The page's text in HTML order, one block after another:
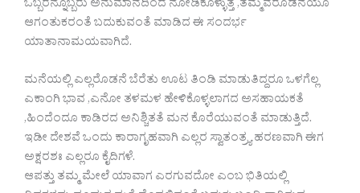
ಒಬ್ಬರನ್ನೊಬ್ಬರು ಅನುಮಾನದಿಂದ ನೋಡಿಕೊಳ್ಳುತ್ತ ,ತಮ್ಮವರೊಡನೆಯೂ
ಆಗಂತುಕರಂತೆ ಬದುಕುವಂತೆ ಮಾಡಿದ ಈ ಸಂದರ್ಭ
ಯಾತಾನಾಮಯವಾಗಿದೆ.
ಮನೆಯಲ್ಲಿ ಎಲ್ಲರೊಡನೆ ಬೆರೆತು ಊಟ ತಿಂಡಿ ಮಾಡುತಿದ್ದರೂ ಒಳಗೆಲ್ಲ
ಎಕಾಂಗಿ ಭಾವ ,ಎನೋ ತಳಮಳ ಹೇಳಿಕೊಳ್ಳಲಾಗದ ಅಸಹಾಯಕತೆ
,ಹಿಂದೆಂದೂ ಕಾಡಿರದ ಅನಿಶ್ಚಿತತೆ ಮನ ಕೊರೆಯುವಂತೆ ಮಾಡುತ್ತಿದೆ.
ಇಡೀ ದೇಶವೆ ಒಂದು ಕಾರಾಗೃಹವಾಗಿ ಎಲ್ಲರ ಸ್ವಾತಂತ್ರ್ಯ ಹರಣವಾಗಿ ಈಗ
ಅಕ್ಷರಶಃ ಎಲ್ಲರೂ ಕೈದಿಗಳೆ.
ಆಪತ್ತು ತಮ್ಮ ಮೇಲೆ ಯಾವಾಗ ಎರಗುವದೋ ಎಂಬ ಭಿತಿಯಲ್ಲಿ